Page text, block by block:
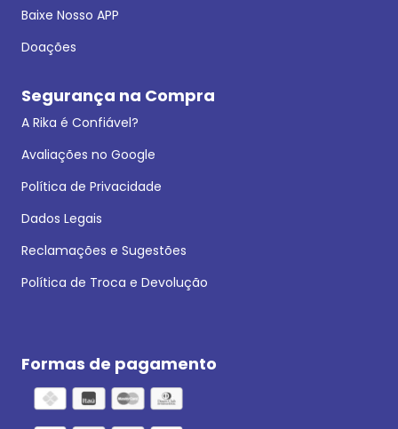
Baixe Nosso APP
Doações
Segurança na Compra
A Rika é Confiável?
Avaliações no Google
Política de Privacidade
Dados Legais
Reclamações e Sugestões
Política de Troca e Devolução
Formas de pagamento